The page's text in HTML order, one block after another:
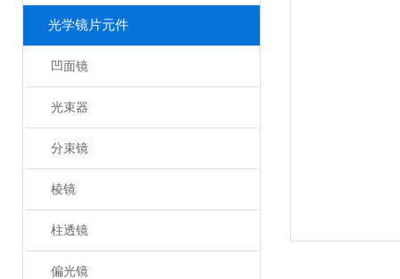
光学镜片元件
凹面镜
光束器
分束镜
棱镜
柱透镜
偏光镜